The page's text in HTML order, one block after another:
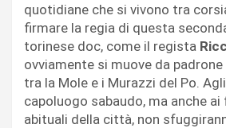
quotidiane che si vivono tra
firmare la regia di questa
torinese doc, come il regista
ovviamente si muove da
tra la Mole e i Murazzi del Po.
capoluogo sabaudo, ma anche
abituali della città, non